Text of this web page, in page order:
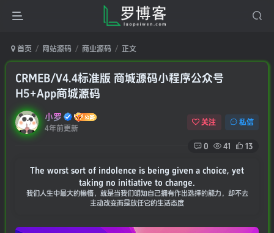
首页 网站源码 商业源码 正文
CRMEB/V4.4标准版 商城源码小程序公众号
H5+App商城源码
小罗
4年前更新
关注 私信
0 41 13
The worst sort of indolence is being given a choice, yet
taking no initiative to change.
我们人生中最大的懒惰，就是当我们明知自己拥有作出选择的能力，却不去
主动改变而是放任它的生活态度